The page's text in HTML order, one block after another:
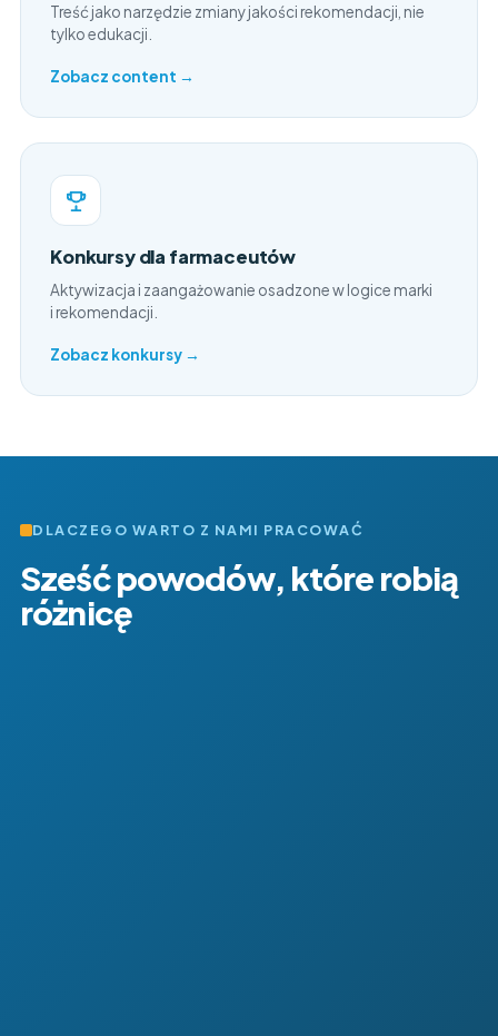
Treść jako narzędzie zmiany jakości rekomendacji, nie
tylko edukacji.
Zobacz content →
Konkursy dla farmaceutów
Aktywizacja i zaangażowanie osadzone w logice marki
i rekomendacji.
Zobacz konkursy →
DLACZEGO WARTO Z NAMI PRACOWAĆ
Sześć powodów, które robią
różnicę